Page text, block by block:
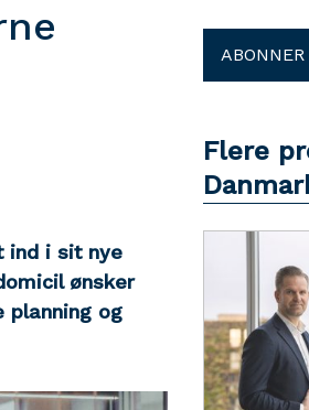
ind i sit nye
ønsker
planning og
ABONNER
Flere